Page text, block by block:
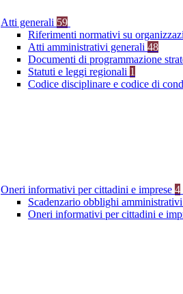
Atti generali 59
Riferimenti normativi su
Atti amministrativi generali 48
Documenti di programmazione
Statuti e leggi regionali 1
Codice disciplinare e codice di
Oneri informativi per cittadini e imprese 4
Scadenzario obblighi amministrativi
Oneri informativi per cittadini e